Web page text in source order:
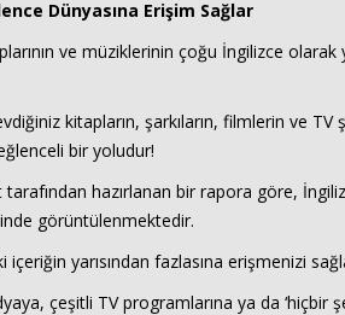
Dünyasına Erişim Sağlar
ve müziklerinin çoğu İngilizce
kitapların, şarkıların, filmlerin ve
bir yoludur!
hazırlanan bir rapora göre,
görüntülenmektedir.
yarısından fazlasına erişmenizi
çeşitli TV programlarına ya da ‘hiçbir